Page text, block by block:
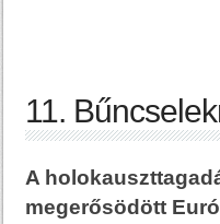
11.
A
megerősödött